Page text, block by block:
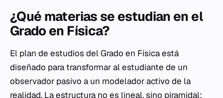
¿Qué materias se estudian en el
Grado en Física?
El plan de estudios del Grado en Física está
diseñado para transformar al estudiante de un
observador pasivo a un modelador activo de la
realidad. La estructura no es lineal, sino piramidal: